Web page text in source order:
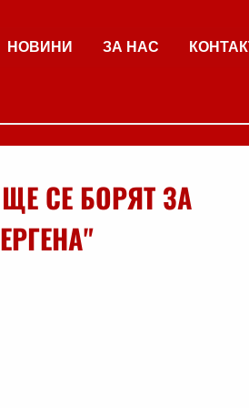
НОВИНИ ЗА НАС
СЕ БОРЯТ ЗА